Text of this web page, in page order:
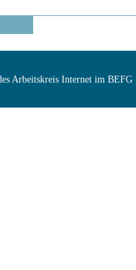
Arbeitskreis Internet im BEFG